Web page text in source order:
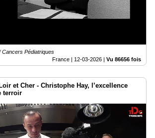
Pédiatriques
France | 12-03-2026 | Vu 86656 fois
et Cher - Christophe Hay, l’excellence
terroir